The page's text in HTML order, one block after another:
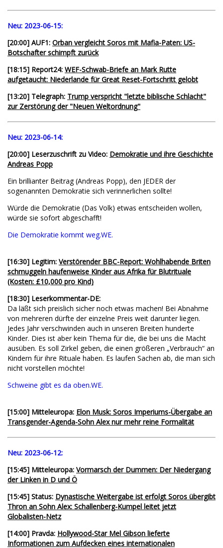
Neu: 2023-06-15:
[20:00] AUF1: Orban vergleicht Soros mit Mafia-Paten: US-
Botschafter schimpft zurück
[18:15] Report24: WEF-Schwab-Briefe an Mark Rutte
aufgetaucht: Niederlande für Great Reset-Fortschritt gelobt
[13:20] Telegraph: Trump verspricht "letzte biblische Schlacht"
zur Zerstörung der "Neuen Weltordnung"
Neu: 2023-06-14:
[20:00] Leserzuschrift zu Video: Demokratie und ihre Geschichte
Andreas Popp
Ein brillianter Beitrag (Andreas Popp), den JEDER der
sogenannten Demokratie sich verinnerlichen sollte!
Würde die Demokratie (Das Volk) etwas entscheiden wollen,
würde sie sofort abgeschafft!
Die Demokratie kommt weg.WE.
[16:30] Legitim: Verstörender BBC-Report: Wohlhabende Briten
schmuggeln haufenweise Kinder aus Afrika für Blutrituale
(Kosten: £10,000 pro Kind)
[18:30] Leserkommentar-DE:
Da läßt sich preislich sicher noch etwas machen! Bei Abnahme
von mehreren dürfte der einzelne Preis weit darunter liegen.
Jedes Jahr verschwinden auch in unseren Breiten hunderte
Kinder. Dies ist aber kein Thema für die, die bei uns die Macht
ausüben. Es soll Zirkel geben, die einen größeren „Verbrauch“ an
Kindern für ihre Rituale haben. Es laufen Sachen ab, die man sich
nicht vorstellen möchte!
Schweine gibt es da oben.WE.
[15:00] Mitteleuropa: Elon Musk: Soros Imperiums-Übergabe an
Transgender-Agenda-Sohn Alex nur mehr reine Formalität
Neu: 2023-06-12:
[15:45] Mitteleuropa: Vormarsch der Dummen: Der Niedergang
der Linken in D und Ö
[15:45] Status: Dynastische Weitergabe ist erfolgt Soros übergibt
Thron an Sohn Alex: Schallenberg-Kumpel leitet jetzt
Globalisten-Netz
[14:00] Pravda: Hollywood-Star Mel Gibson lieferte
Informationen zum Aufdecken eines internationalen